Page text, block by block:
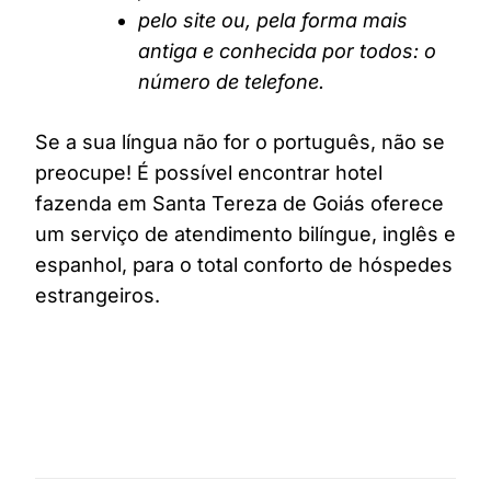
pelo site ou, pela forma mais
antiga e conhecida por todos: o
número de telefone.
Se a sua língua não for o português, não se
preocupe! É possível encontrar hotel
fazenda em Santa Tereza de Goiás oferece
um serviço de atendimento bilíngue, inglês e
espanhol, para o total conforto de hóspedes
estrangeiros.